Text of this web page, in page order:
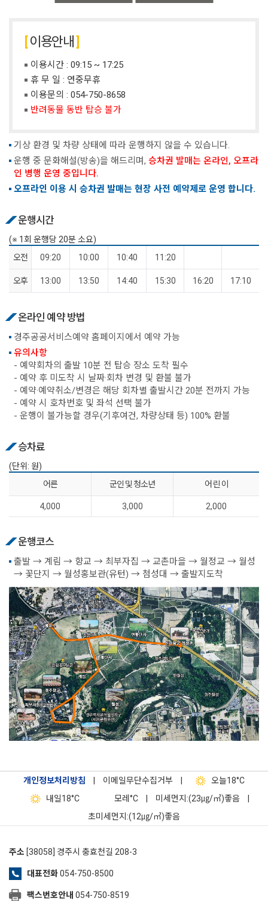
이용안내
이용시간 : 09:15 ~ 17:25
휴 무 일 : 연중무휴
이용문의 : 054-750-8658
반려동물 동반 탑승 불가
기상 환경 및 차량 상태에 따라 운행하지 않을 수 있습니다.
운행 중 문화해설(방송)을 해드리며, 승차권 발매는 온라인, 오프라
인 병행 운영 중입니다.
오프라인 이용 시 승차권 발매는 현장 사전 예약제로 운영 합니다.
운행시간
(※ 1회 운행당 20분 소요)
오전
09:20 10:00 10:40 11:20
오후 13:00 13:50 14:40 15:30 16:20 17:10
온라인 예약 방법
경주공공서비스예약 홈페이지에서 예약 가능
유의사항
- 예약회차의 출발 10분 전 탑승 장소 도착 필수
- 예약 후 미도착 시 날짜·회차 변경 및 환불 불가
- 예약·예약취소/변경은 해당 회차별 출발시간 20분 전까지 가능
- 예약 시 호차번호 및 좌석 선택 불가
- 운행이 불가능할 경우(기후여건, 차량상태 등) 100% 환불
승차료
(단위: 원)
어른
군인 및 청소년 어 린 이
4,000 3,000 2,000
운행코스
출발 → 계림 → 향교 → 최부자집 → 교촌마을 → 월정교 → 월성
→ 꽃단지 → 월성홍보관(유턴) → 첨성대 → 출발지도착
개인정보처리방침 이메일무단수집거부 오늘18°C
내일18°C 모레 °C 미세먼지:(23㎍/㎥)좋음
초미세먼지:(12㎍/㎥)좋음
주소 [38058] 경주시 충효천길 208-3
대표전화054-750-8500
팩스번호안내 054-750-8519